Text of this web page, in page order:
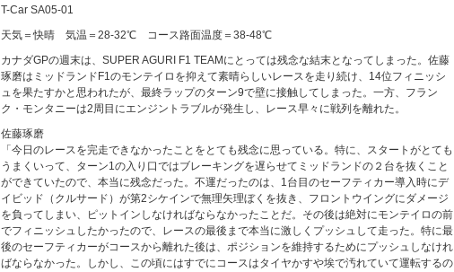
T-Car SA05-01
天気＝快晴 気温＝28-32℃ コース路面温度＝38-48℃
カナダGPの週末は、SUPER AGURI F1 TEAMにとっては残念な結末となってしまった。佐藤
琢磨はミッドランドF1のモンテイロを抑えて素晴らしいレースを走り続け、14位フィニッシ
ュを果たすかと思われたが、最終ラップのターン9で壁に接触してしまった。一方、フラン
ク・モンタニーは2周目にエンジントラブルが発生し、レース早々に戦列を離れた。
佐藤琢磨
「今日のレースを完走できなかったことをとても残念に思っている。特に、スタートがとても
うまくいって、ターン1の入り口ではブレーキングを遅らせてミッドランドの２台を抜くこと
ができていたので、本当に残念だった。不運だったのは、1台目のセーフティカー導入時にデ
イビッド（クルサード）が第2シケインで無理矢理ぼくを抜き、フロントウイングにダメージ
を負ってしまい、ピットインしなければならなかったことだ。その後は絶対にモンテイロの前
でフィニッシュしたかったので、レースの最後まで本当に激しくプッシュして走った。特に最
後のセーフティカーがコースから離れた後は、ポジションを維持するためにプッシュしなけれ
ばならなかった。しかし、この頃にはすでにコースはタイヤかすや埃で汚れていて運転するの